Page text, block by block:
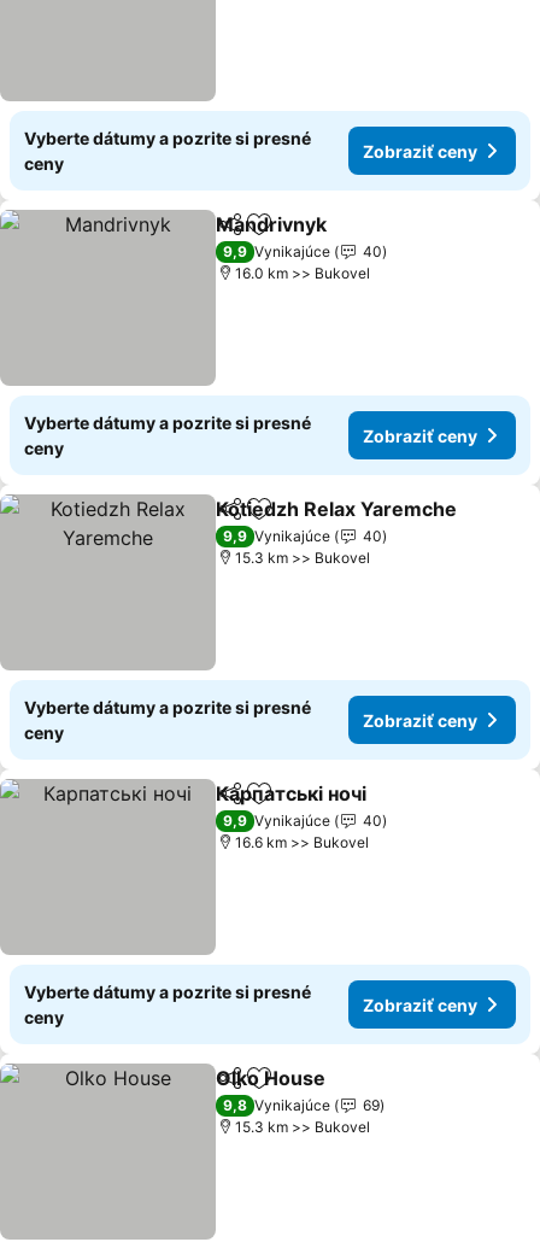
Vyberte dátumy a pozrite si presné
ceny
Zobraziť ceny
ZdieľaťPridať do obľúbených
Mandrivnyk
9,9 Vynikajúce
40
16.0 km >> Bukovel
Vyberte dátumy a pozrite si presné
ceny
Zobraziť ceny
ZdieľaťPridať do obľúbených
Kotiedzh Relax Yaremche
9,9 Vynikajúce
40
15.3 km >> Bukovel
Vyberte dátumy a pozrite si presné
ceny
Zobraziť ceny
ZdieľaťPridať do obľúbených
Карпатські ночі
9,9 Vynikajúce
40
16.6 km >> Bukovel
Vyberte dátumy a pozrite si presné
ceny
Zobraziť ceny
ZdieľaťPridať do obľúbených
Olko House
9,8 Vynikajúce
69
15.3 km >> Bukovel